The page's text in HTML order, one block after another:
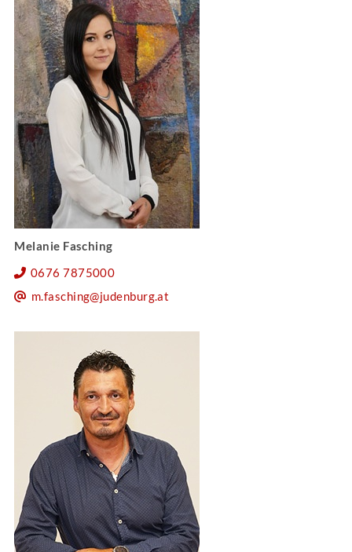
Melanie Fasching
0676 7875000
m.fasching@judenburg.at